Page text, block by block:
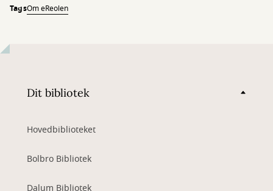
TagsOm eReolen
Dit bibliotek
Hovedbiblioteket
Bolbro Bibliotek
Dalum Bibliotek